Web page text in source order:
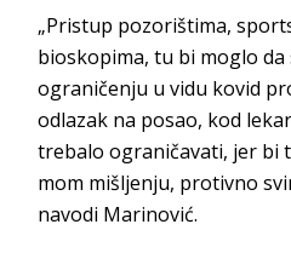
„Pristup pozorištima,
bioskopima, tu bi moglo da
ograničenju u vidu kovid
odlazak na posao, kod
trebalo ograničavati, jer bi
mom mišljenju, protivno
navodi Marinović.